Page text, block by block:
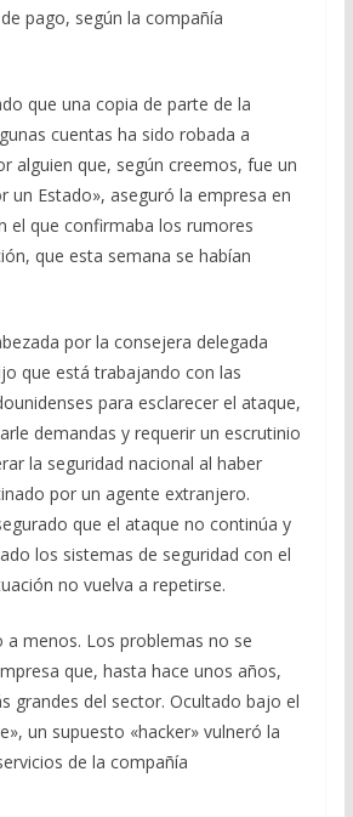
pago, según la compañía
que una copia de parte de la
cuentas ha sido robada a
alguien que, según creemos, fue un
un Estado», aseguró la empresa en
el que confirmaba los rumores
que esta semana se habían
por la consejera delegada
que está trabajando con las
para esclarecer el ataque,
demandas y requerir un escrutinio
la seguridad nacional al haber
por un agente extranjero.
que el ataque no continúa y
los sistemas de seguridad con el
no vuelva a repetirse.
a menos. Los problemas no se
que, hasta hace unos años,
grandes del sector. Ocultado bajo el
un supuesto «hacker» vulneró la
de la compañía